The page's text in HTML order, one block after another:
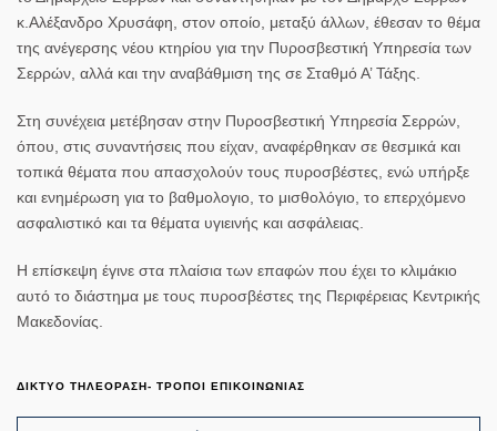
κ.Αλέξανδρο Χρυσάφη, στον οποίο, μεταξύ άλλων, έθεσαν το θέμα
της ανέγερσης νέου κτηρίου για την Πυροσβεστική Υπηρεσία των
Σερρών, αλλά και την αναβάθμιση της σε Σταθμό Α’ Τάξης.
Στη συνέχεια μετέβησαν στην Πυροσβεστική Υπηρεσία Σερρών,
όπου, στις συναντήσεις που είχαν, αναφέρθηκαν σε θεσμικά και
τοπικά θέματα που απασχολούν τους πυροσβέστες, ενώ υπήρξε
και ενημέρωση για το βαθμολογιο, το μισθολόγιο, το επερχόμενο
ασφαλιστικό και τα θέματα υγιεινής και ασφάλειας.
Η επίσκεψη έγινε στα πλαίσια των επαφών που έχει το κλιμάκιο
αυτό το διάστημα με τους πυροσβέστες της Περιφέρειας Κεντρικής
Μακεδονίας.
ΔΙΚΤΥΟ ΤΗΛΕΟΡΑΣΗ- ΤΡΟΠΟΙ ΕΠΙΚΟΙΝΩΝΙΑΣ